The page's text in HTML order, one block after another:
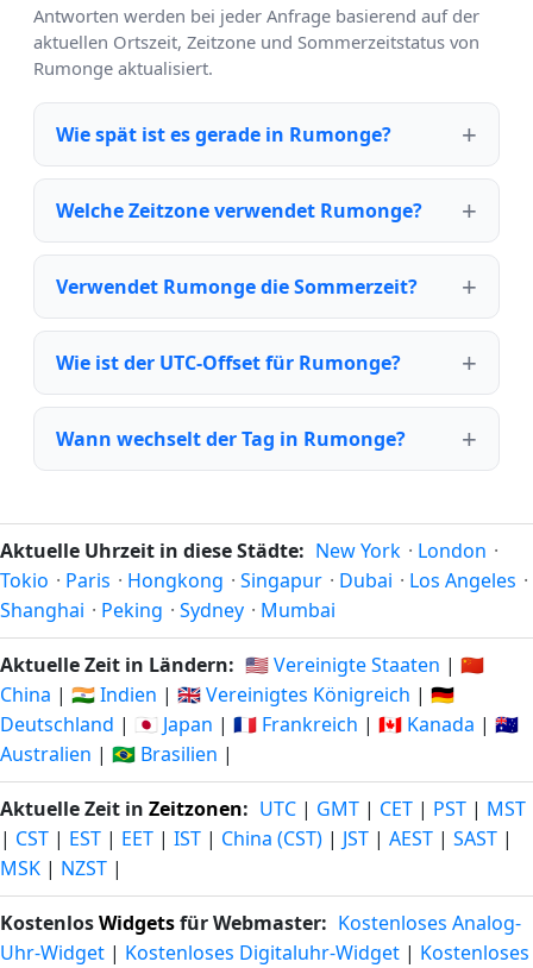
Antworten werden bei jeder Anfrage basierend auf der
aktuellen Ortszeit, Zeitzone und Sommerzeitstatus von
Rumonge aktualisiert.
Wie spät ist es gerade in Rumonge?
Welche Zeitzone verwendet Rumonge?
Verwendet Rumonge die Sommerzeit?
Wie ist der UTC-Offset für Rumonge?
Wann wechselt der Tag in Rumonge?
Aktuelle Uhrzeit in diese Städte: New York · London ·
Tokio · Paris · Hongkong · Singapur · Dubai · Los Angeles ·
Shanghai · Peking · Sydney · Mumbai
Aktuelle Zeit in Ländern: 🇺🇸 Vereinigte Staaten | 🇨🇳
China | 🇮🇳 Indien | 🇬🇧 Vereinigtes Königreich | 🇩🇪
Deutschland | 🇯🇵 Japan | 🇫🇷 Frankreich | 🇨🇦 Kanada | 🇦🇺
Australien | 🇧🇷 Brasilien |
Aktuelle Zeit in Zeitzonen: UTC | GMT | CET | PST | MST
| CST | EST | EET | IST | China (CST) | JST | AEST | SAST |
MSK | NZST |
KostenlosWidgetsfür Webmaster: Kostenloses Analog-
Uhr-Widget | Kostenloses Digitaluhr-Widget | Kostenloses